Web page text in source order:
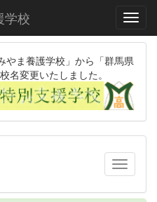
学校
やま養護学校」から「群馬県
名変更いたしました。